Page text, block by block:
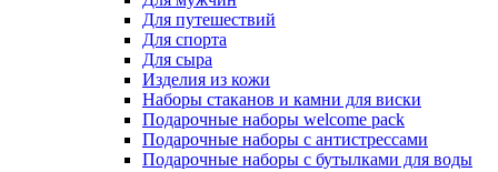
Для путешествий
Для спорта
Для сыра
Изделия из кожи
Наборы стаканов и камни для виски
Подарочные наборы welcome pack
Подарочные наборы с антистрессами
Подарочные наборы с бутылками для воды